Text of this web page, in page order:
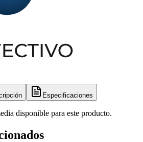
Especificaciones
disponible para este producto.